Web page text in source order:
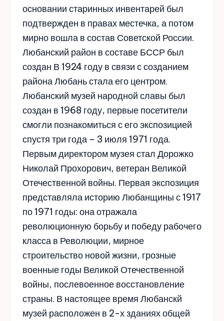
основании старинных инвентарей был
подтвержден в правах местечка, а потом
мирно вошла в состав Советской России.
Любанский район в составе БССР был
создан В 1924 году в связи с созданием
района Любань стала его центром.
Любанский музей народной славы был
создан в 1968 году, первые посетители
смогли познакомиться с его экспозицией
спустя три года – 3 июля 1971 года.
Первым директором музея стал Дорожко
Николай Прохорович, ветеран Великой
Отечественной войны. Первая экспозиция
представляла историю Любанщины с 1917
по 1971 годы: она отражала
революционную борьбу и победу рабочего
класса в Революции, мирное
строительство новой жизни, грозные
военные годы Великой Отечественной
войны, послевоенное восстановление
страны. В настоящее время Любанскй
музей расположен в 2-х зданиях общей